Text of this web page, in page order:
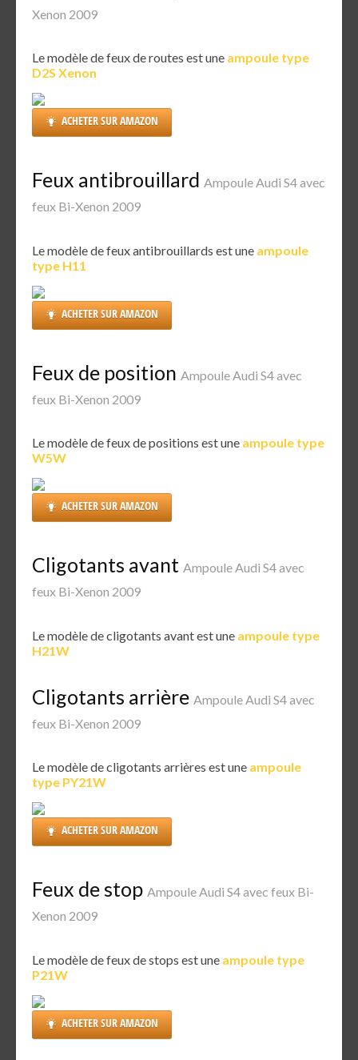
Xenon 2009
Le modèle de feux de routes est une ampoule type
D2S Xenon
ACHETER SUR AMAZON
Feux antibrouillard Ampoule Audi S4 avec
feux Bi-Xenon 2009
Le modèle de feux antibrouillards est une ampoule
type H11
ACHETER SUR AMAZON
Feux de position Ampoule Audi S4 avec
feux Bi-Xenon 2009
Le modèle de feux de positions est une ampoule type
W5W
ACHETER SUR AMAZON
Cligotants avant Ampoule Audi S4 avec
feux Bi-Xenon 2009
Le modèle de cligotants avant est une ampoule type
H21W
Cligotants arrière Ampoule Audi S4 avec
feux Bi-Xenon 2009
Le modèle de cligotants arrières est une ampoule
type PY21W
ACHETER SUR AMAZON
Feux de stop Ampoule Audi S4 avec feux Bi-
Xenon 2009
Le modèle de feux de stops est une ampoule type
P21W
ACHETER SUR AMAZON